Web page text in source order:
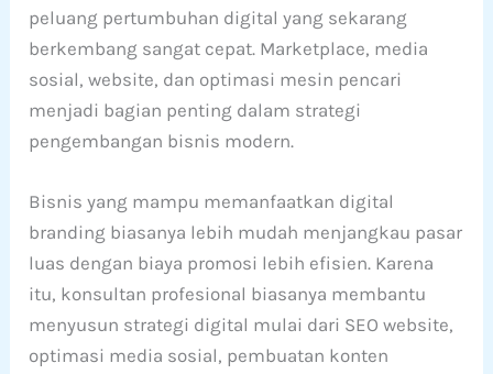
peluang pertumbuhan digital yang sekarang
berkembang sangat cepat. Marketplace, media
sosial, website, dan optimasi mesin pencari
menjadi bagian penting dalam strategi
pengembangan bisnis modern.
Bisnis yang mampu memanfaatkan digital
branding biasanya lebih mudah menjangkau pasar
luas dengan biaya promosi lebih efisien. Karena
itu, konsultan profesional biasanya membantu
menyusun strategi digital mulai dari SEO website,
optimasi media sosial, pembuatan konten